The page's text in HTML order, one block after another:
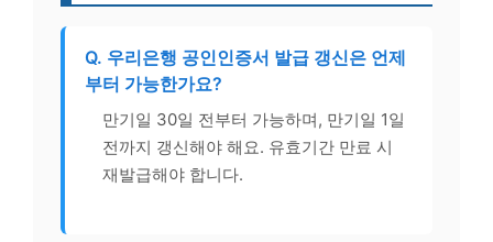
Q. 우리은행 공인인증서 발급 갱신은 언제
부터 가능한가요?
만기일 30일 전부터 가능하며, 만기일 1일
전까지 갱신해야 해요. 유효기간 만료 시
재발급해야 합니다.